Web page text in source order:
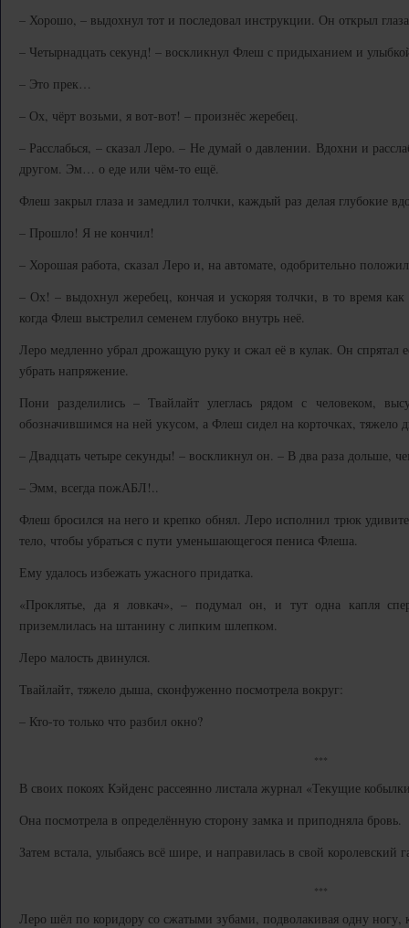
– Хорошо, – выдохнул тот и последовал инструкции. Он открыл
– Четырнадцать секунд! – воскликнул Флеш с придыханием и
– Это прек…
– Ох, чёрт возьми, я вот-вот! – произнёс жеребец.
– Расслабься, – сказал Леро. – Не думай о давлении. Вдохни и
другом. Эм… о еде или чём-то ещё.
Флеш закрыл глаза и замедлил толчки, каждый раз делая глубокие
– Прошло! Я не кончил!
– Хорошая работа, сказал Леро и, на автомате, одобрительно
– Ох! – выдохнул жеребец, кончая и ускоряя толчки, в то время как
когда Флеш выстрелил семенем глубоко внутрь неё.
Леро медленно убрал дрожащую руку и сжал её в кулак. Он спрятал
убрать напряжение.
Пони разделились – Твайлайт улеглась рядом с человеком,
обозначившимся на ней укусом, а Флеш сидел на корточках,
– Двадцать четыре секунды! – воскликнул он. – В два раза дольше,
– Эмм, всегда пожАБЛ!..
Флеш бросился на него и крепко обнял. Леро исполнил трюк
тело, чтобы убраться с пути уменьшающегося пениса Флеша.
Ему удалось избежать ужасного придатка.
«Проклятье, да я ловкач», – подумал он, и тут одна капля
приземлилась на штанину с липким шлепком.
Леро малость двинулся.
Твайлайт, тяжело дыша, сконфуженно посмотрела вокруг:
– Кто-то только что разбил окно?
***
В своих покоях Кэйденс рассеянно листала журнал «Текущие
Она посмотрела в определённую сторону замка и приподняла бровь.
Затем встала, улыбаясь всё шире, и направилась в свой королевский
***
Леро шёл по коридору со сжатыми зубами, подволакивая одну ногу,